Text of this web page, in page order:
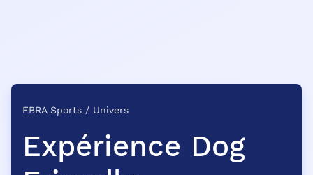
EBRA Sports / Univers
Expérience Dog